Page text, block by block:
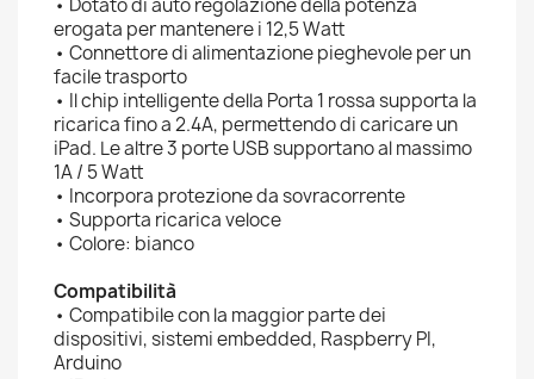
• Dotato di auto regolazione della potenza
erogata per mantenere i 12,5 Watt
• Connettore di alimentazione pieghevole per un
facile trasporto
• Il chip intelligente della Porta 1 rossa supporta la
ricarica fino a 2.4A, permettendo di caricare un
iPad. Le altre 3 porte USB supportano al massimo
1A / 5 Watt
• Incorpora protezione da sovracorrente
• Supporta ricarica veloce
• Colore: bianco
Compatibilità
• Compatibile con la maggior parte dei
dispositivi, sistemi embedded, Raspberry PI,
Arduino